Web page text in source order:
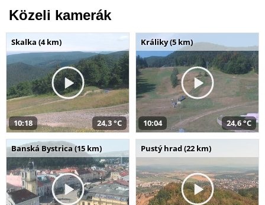
Közeli kamerák
Skalka (4 km)
10:18 24,3 °C
Králiky (5 km)
10:04 24,6 °C
Banská Bystrica (15 km) Pustý hrad (22 km)